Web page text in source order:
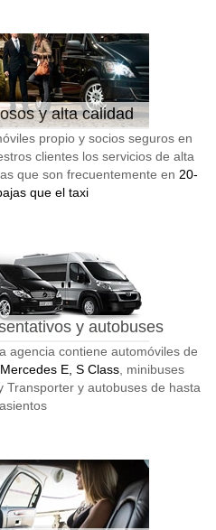
y alta calidad
propio y socios seguros en
clientes los servicios de alta
que son frecuentemente en 20-
que el taxi
y autobuses
agencia contiene automóviles de
Mercedes E, S Class , minibuses
Transporter y autobuses de hasta
asientos